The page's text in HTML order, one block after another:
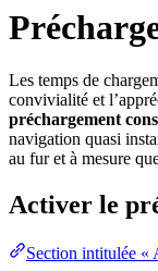
Les temps de
convivialité et
préchargement
navigation quasi
au fur et à mesure
Activer le
Section intitulée «